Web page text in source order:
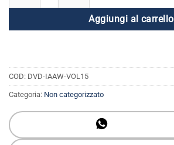
Aggiungi al carrello
COD: DVD-IAAW-VOL15
Categoria: Non categorizzato